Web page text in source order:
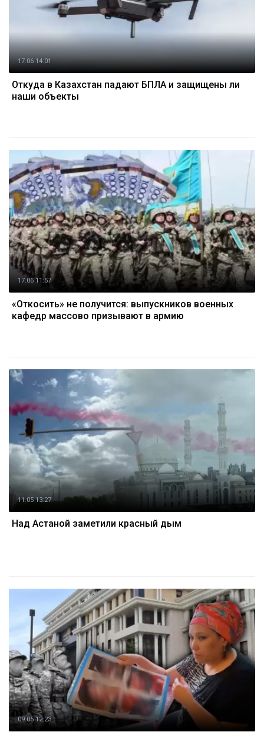
17.06 14:01
Откуда в Казахстан падают БПЛА и защищены ли
наши объекты
17.06 11:57
«Откосить» не получится: выпускников военных
кафедр массово призывают в армию
11.05 13:27
Над Астаной заметили красный дым
09.05 12:23